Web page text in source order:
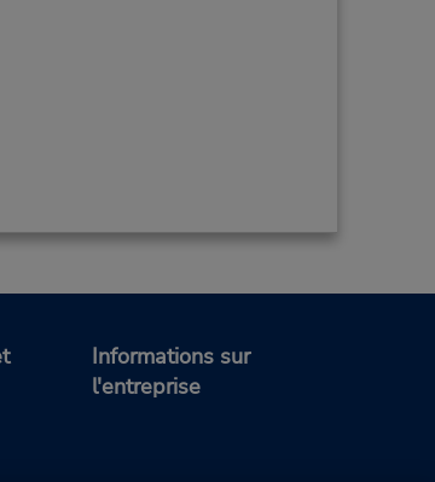
Informations sur
l'entreprise